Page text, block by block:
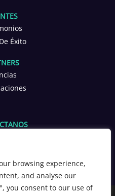
browsing experience,
and analyse our
you consent to our use of
Éxito
2566